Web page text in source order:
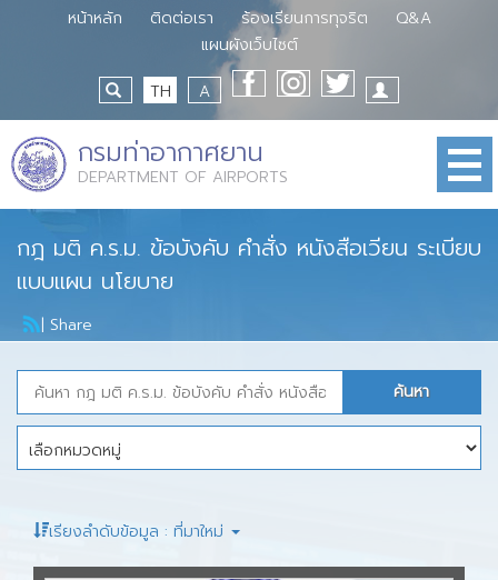
หน้าหลัก ติดต่อเรา ร้องเรียนการทุจริต
Q&A
แผนผังเว็บไซต์
TH
A
กรมท่าอากาศยาน
DEPARTMENT OF AIRPORTS
กฎ มติ ค.ร.ม. ข้อบังคับ คำสั่ง หนังสือเวียน ระเบียบ
แบบแผน นโยบาย
| Share
เรียงลำดับข้อมูล : ที่มาใหม่